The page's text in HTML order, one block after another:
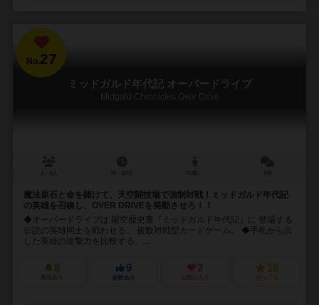
No.27
ミッドガルド年代記 オーバードライブ
Midgald Chronicles Over Drive
魔法原石と命を賭けて、天空闘技場で強制対戦！ミッドガルド年代記
の英雄を召喚し、OVER DRIVEを発動させろ！！
◆オーバードライブは 架空歴史書『ミッドガルド年代記』に 登場する
伝説の英雄同士を戦わせる、 複数対戦型カードゲーム。 ◆手札から出
した英雄の攻撃力を比較する、...
8
興味あり
9
経験あり
2
お気に入り
16
持ってる